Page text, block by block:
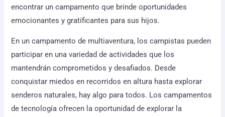
encontrar un campamento que brinde oportunidades
emocionantes y gratificantes para sus hijos.
En un campamento de multiaventura, los campistas pueden
participar en una variedad de actividades que los
mantendrán comprometidos y desafiados. Desde
conquistar miedos en recorridos en altura hasta explorar
senderos naturales, hay algo para todos. Los campamentos
de tecnología ofrecen la oportunidad de explorar la